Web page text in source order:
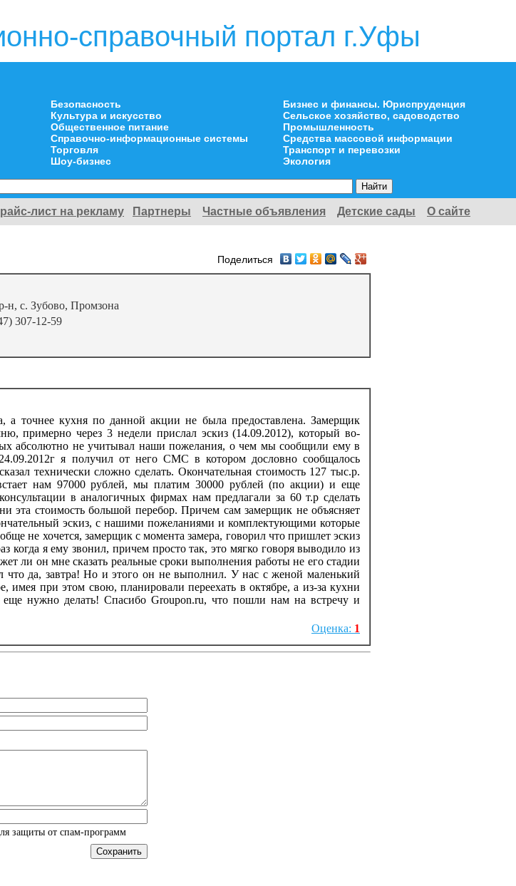
справочный портал г.Уфы
Безопасность
Культура и искусство
Общественное питание
Справочно-информационные системы
Торговля
Шоу-бизнес
Бизнес и финансы. Юриспруденция
Сельское хозяйство, садоводство
Промышленность
Средства массовой информации
Транспорт и перевозки
Экология
лист на рекламу Партнеры Частные объявления Детские сады О сайте
Поделиться
н, с. Зубово, Промзона
307-12-59
а точнее кухня по данной акции не была предоставлена. Замерщик
примерно через 3 недели прислал эскиз (14.09.2012), который во-
абсолютно не учитывал наши пожелания, о чем мы сообщили ему в
я получил от него СМС в котором дословно сообщалось
технически сложно сделать. Окончательная стоимость 127 тыс.р.
нам 97000 рублей, мы платим 30000 рублей (по акции) и еще
в аналогичных фирмах нам предлагали за 60 т.р сделать
эта стоимость большой перебор. Причем сам замерщик не объясняет
эскиз, с нашими пожеланиями и комплектующими которые
не хочется, замерщик с момента замера, говорил что пришлет эскиз
когда я ему звонил, причем просто так, это мягко говоря выводило из
ли он мне сказать реальные сроки выполнения работы не его стадии
да, завтра! Но и этого он не выполнил. У нас с женой маленький
имея при этом свою, планировали переехать в октябре, а из-за кухни
нужно делать! Спасибо Groupon.ru, что пошли нам на встречу и
Оценка: 1
защиты от спам-программ